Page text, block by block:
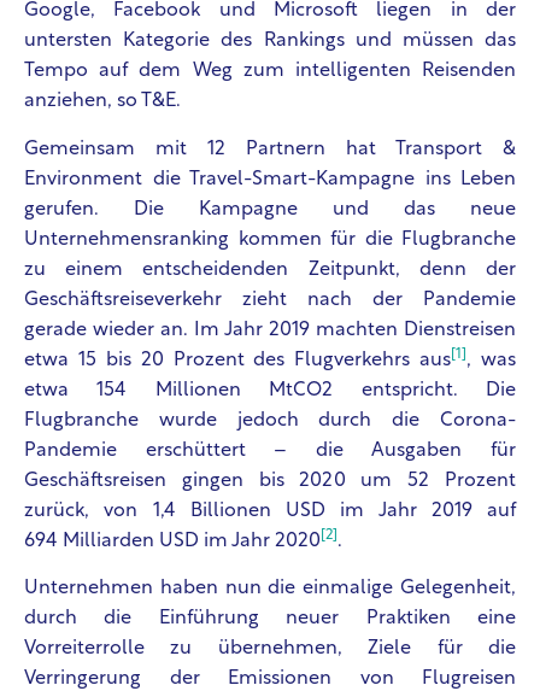
Google, Facebook und Microsoft liegen in der
untersten Kategorie des Rankings und müssen das
Tempo auf dem Weg zum intelligenten Reisenden
anziehen, so T&E.
Gemeinsam mit 12 Partnern hat Transport &
Environment die Travel-Smart-Kampagne ins Leben
gerufen. Die Kampagne und das neue
Unternehmensranking kommen für die Flugbranche
zu einem entscheidenden Zeitpunkt, denn der
Geschäftsreiseverkehr zieht nach der Pandemie
gerade wieder an. Im Jahr 2019 machten Dienstreisen
etwa 15 bis 20 Prozent des Flugverkehrs aus [1] , was
etwa 154 Millionen MtCO2 entspricht. Die
Flugbranche wurde jedoch durch die Corona-
Pandemie erschüttert – die Ausgaben für
Geschäftsreisen gingen bis 2020 um 52 Prozent
zurück, von 1,4 Billionen USD im Jahr 2019 auf
694 Milliarden USD im Jahr 2020 [2] .
Unternehmen haben nun die einmalige Gelegenheit,
durch die Einführung neuer Praktiken eine
Vorreiterrolle zu übernehmen, Ziele für die
Verringerung der Emissionen von Flugreisen